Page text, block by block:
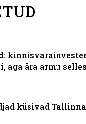
aga ära armu
küsivad